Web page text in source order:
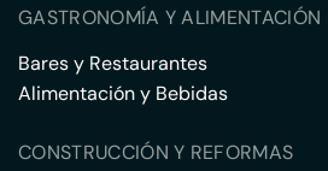
GASTRONOMÍA Y ALIMENTACIÓN
Bares y Restaurantes
Alimentación y Bebidas
CONSTRUCCIÓN Y REFORMAS